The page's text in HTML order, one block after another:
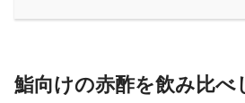
鮨向けの赤酢を飲み比べ